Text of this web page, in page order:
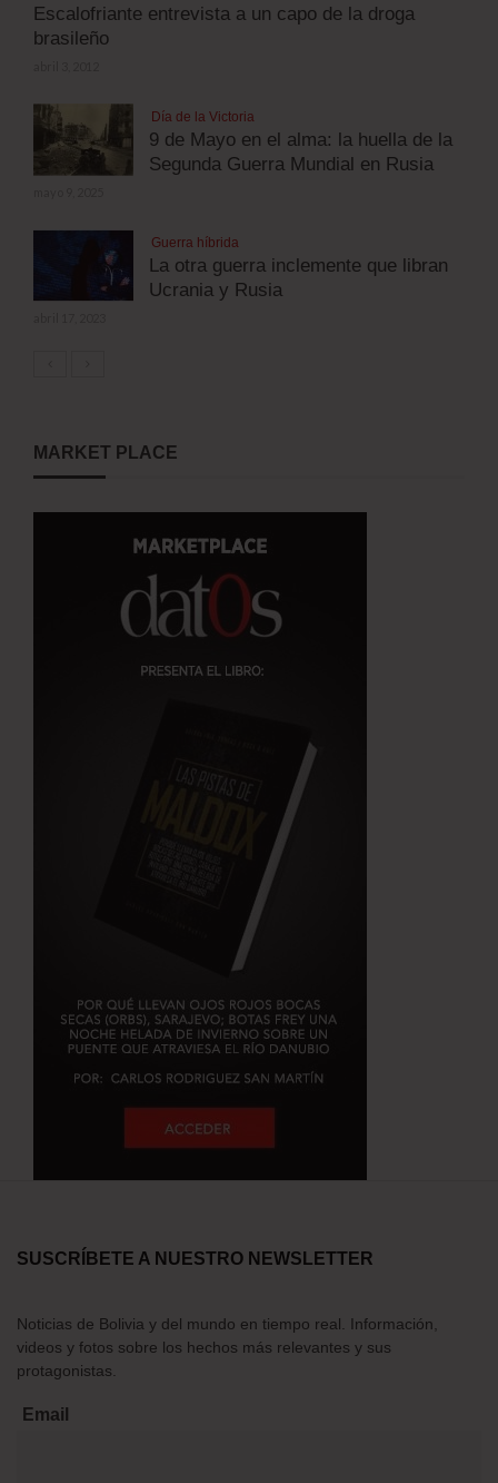
Escalofriante entrevista a un capo de la droga
brasileño
Día de la Victoria
9 de Mayo en el alma: la huella de la
Segunda Guerra Mundial en Rusia
Guerra híbrida
La otra guerra inclemente que libran
Ucrania y Rusia
MARKET PLACE
SUSCRÍBETE A NUESTRO NEWSLETTER
Noticias de Bolivia y del mundo en tiempo real. Información,
videos y fotos sobre los hechos más relevantes y sus
protagonistas.
Email